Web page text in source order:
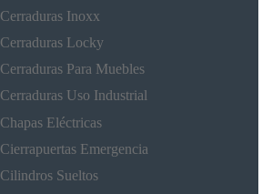
Cerraduras Inoxx
Cerraduras Locky
Cerraduras Para Muebles
Cerraduras Uso Industrial
Chapas Eléctricas
Cierrapuertas Emergencia
Cilindros Sueltos